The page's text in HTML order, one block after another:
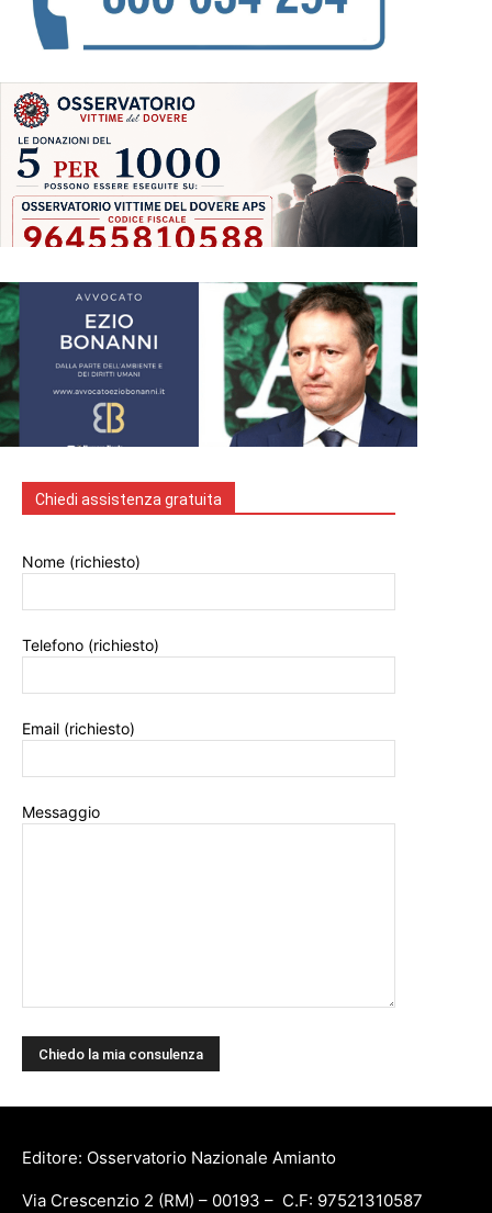
Chiedi assistenza gratuita
Nome (richiesto)
Telefono (richiesto)
Email (richiesto)
Messaggio
Editore: Osservatorio Nazionale Amianto
Via Crescenzio 2 (RM) – 00193 – C.F: 97521310587